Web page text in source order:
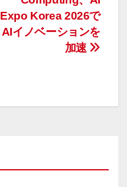
Expo Korea 2026で
AIイノベーションを
加速